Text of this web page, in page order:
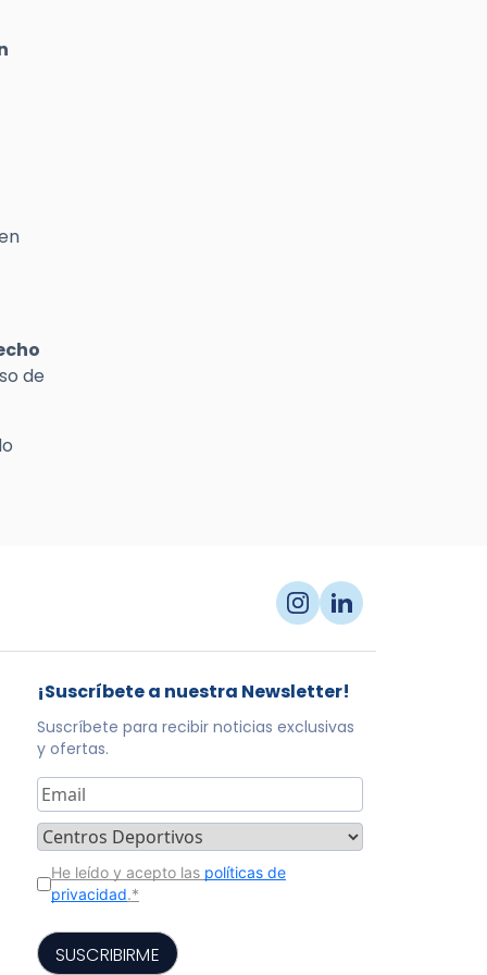
de
¡Suscríbete a nuestra Newsletter!
Suscríbete para recibir noticias exclusivas
y ofertas.
Correo
electrónico*
sector*
Consentimiento*
He leído y acepto las políticas de
privacidad.*